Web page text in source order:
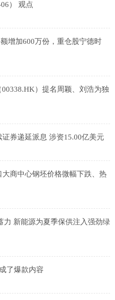
） 观点
增加600万份，重仓股宁德时
）提名周颖、刘浩为独
券递延派息 涉资15.00亿美元
商中心钢坯价格微幅下跌、热
力 新能源为夏季保供注入强劲绿
了爆款内容